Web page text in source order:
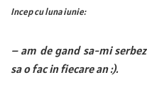
Incep cu luna iunie:
– am de gand sa-mi
sa o fac in fiecare an :).